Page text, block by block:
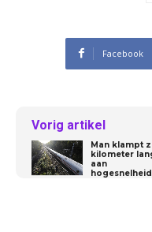
Facebook
Vorig artikel
Man klampt
kilometer
aan